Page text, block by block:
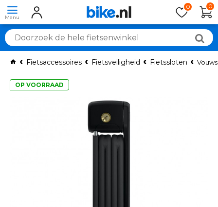
0 0
Fietsaccessoires Fietsveiligheid Fietssloten
OP VOORRAAD